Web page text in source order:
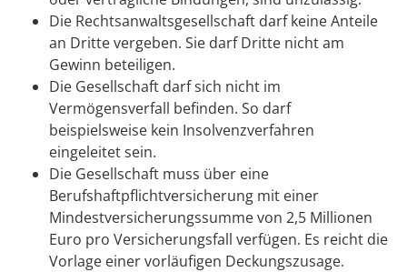
Die Rechtsanwaltsgesellschaft darf keine Anteile
an Dritte vergeben. Sie darf Dritte nicht am
Gewinn beteiligen.
Die Gesellschaft darf sich nicht im
Vermögensverfall befinden. So darf
beispielsweise kein Insolvenzverfahren
eingeleitet sein.
Die Gesellschaft muss über eine
Berufshaftpflichtversicherung mit einer
Mindestversicherungssumme von 2,5 Millionen
Euro pro Versicherungsfall verfügen. Es reicht die
Vorlage einer vorläufigen Deckungszusage.